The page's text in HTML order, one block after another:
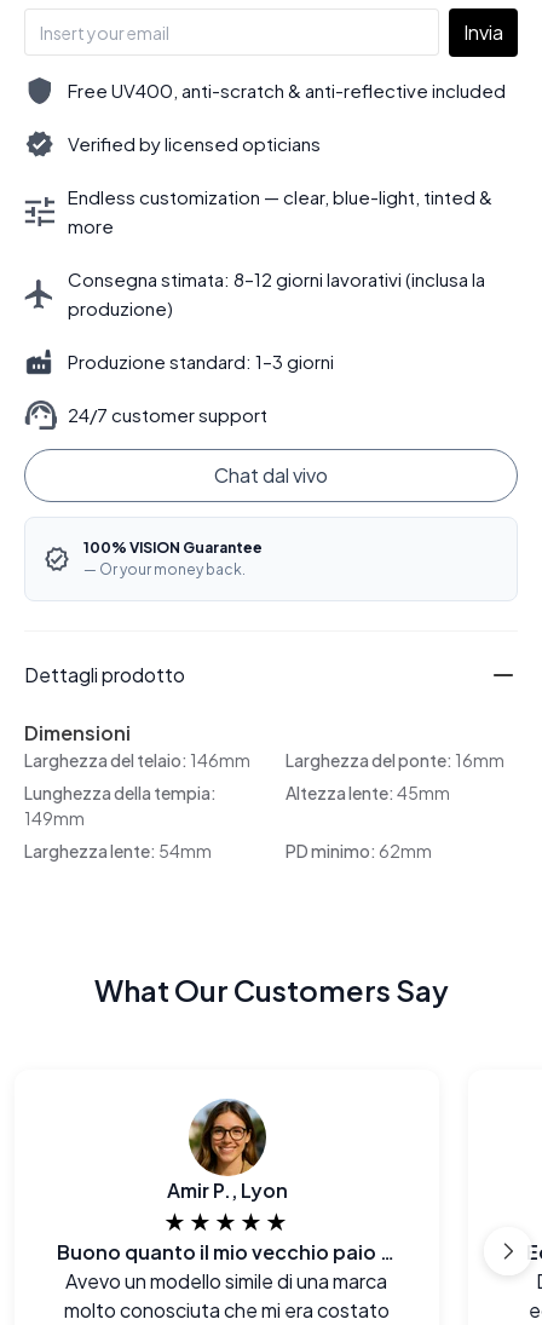
Invia
Free UV400, anti-scratch & anti-reflective included
Verified by licensed opticians
Endless customization — clear, blue-light, tinted &
more
Consegna stimata: 8–12 giorni lavorativi (inclusa la
produzione)
Produzione standard: 1–3 giorni
24/7 customer support
Chat dal vivo
100% VISION Guarantee
— Or your money back.
Dettagli prodotto
Dimensioni
Larghezza del telaio: 146mm Larghezza del ponte: 16mm
Lunghezza della tempia:
149mm
Altezza lente: 45mm
Larghezza lente: 54mm PD minimo: 62mm
What Our Customers Say
Amir P., Lyon
★★★★★
Buono quanto il mio vecchio paio di [marca famosa]
Avevo un modello simile di una marca
molto conosciuta che mi era costato